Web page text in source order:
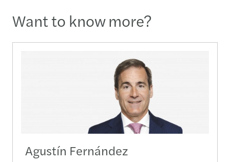
Want to know more?
Agustín Fernández